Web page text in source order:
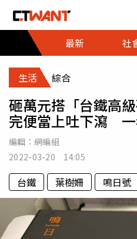
最新
社
生活 綜合
砸萬元搭「台鐵高
完便當上吐下瀉 一
編輯： 網編組
2022-03-20 14:05
台鐵 葉樹姍 鳴日號